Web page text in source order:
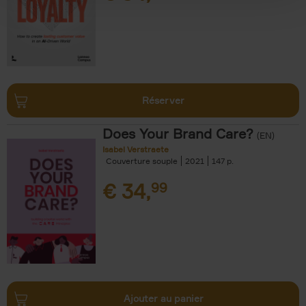
Réserver
Does Your Brand Care? (EN)
Isabel Verstraete
Couverture souple
2021 147
€ 34,99
Ajouter au panier